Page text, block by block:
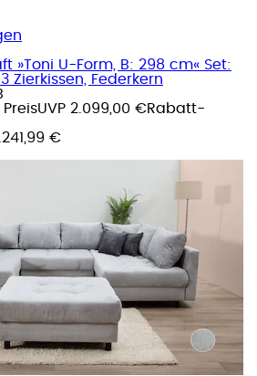
»Toni U-Form, B: 298 cm« Set:
Zierkissen, Federkern
UVP 2.099,00 €Rabatt-
€